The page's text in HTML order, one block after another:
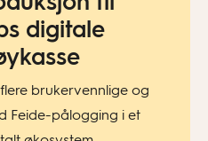
digitale
brukervennlige og
Feide-pålogging i et